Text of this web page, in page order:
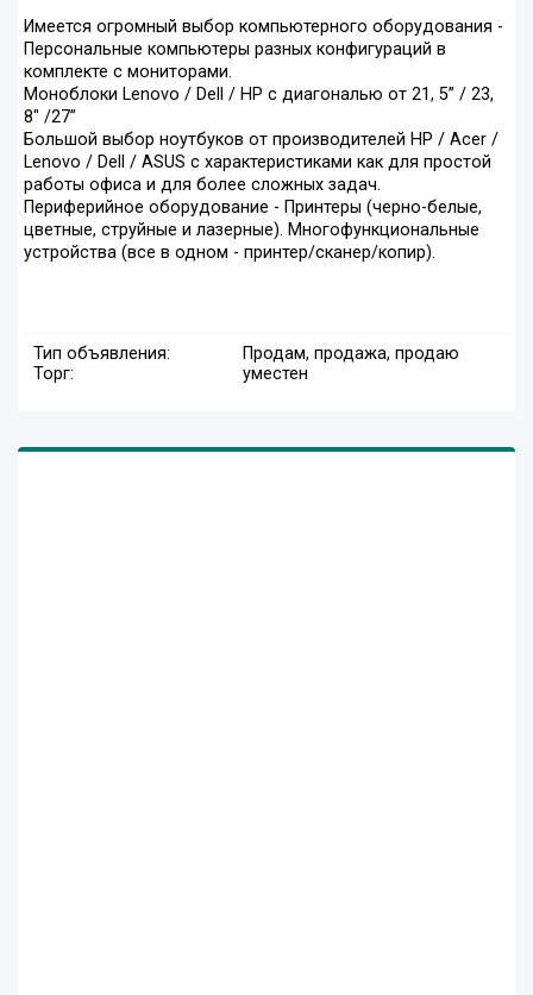
Имеется огромный выбор компьютерного оборудования -
Персональные компьютеры разных конфигураций в
комплекте с мониторами.
Моноблоки Lenovo / Dell / HP с диагональю от 21, 5’’ / 23,
8" /27”
Большой выбор ноутбуков от производителей НР / Acer /
Lenovo / Dell / ASUS с характеристиками как для простой
работы офиса и для более сложных задач.
Периферийное оборудование - Принтеры (черно-белые,
цветные, струйные и лазерные). Многофункциональные
устройства (все в одном - принтер/сканер/копир).
Тип объявления:
Продам, продажа, продаю
Торг:
уместен